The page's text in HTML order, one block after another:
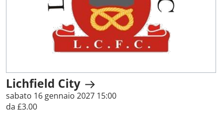
Lichfield City
sabato 16 gennaio 2027 15:00
da £3.00